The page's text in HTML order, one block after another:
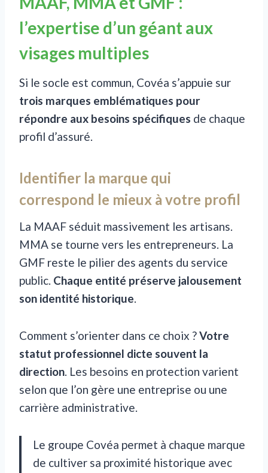
l’expertise d’un géant aux
visages multiples
Si le socle est commun, Covéa s’appuie sur
trois marques emblématiques pour
répondre aux besoins spécifiques de chaque
profil d’assuré.
Identifier la marque qui
correspond le mieux à votre profil
La MAAF séduit massivement les artisans.
MMA se tourne vers les entrepreneurs. La
GMF reste le pilier des agents du service
public. Chaque entité préserve jalousement
son identité historique.
Comment s’orienter dans ce choix ?Votre
statut professionnel dicte souvent la
direction. Les besoins en protection varient
selon que l’on gère une entreprise ou une
carrière administrative.
Le groupe Covéa permet à chaque marque
de cultiver sa proximité historique avec